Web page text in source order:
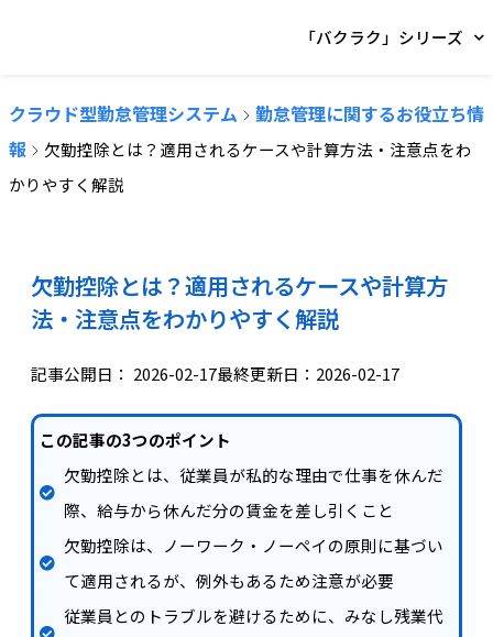
「バクラク」シリーズ
クラウド型勤怠管理システム
勤怠管理に関するお役立ち情
報
欠勤控除とは？適用されるケースや計算方法・注意点をわ
かりやすく解説
欠勤控除とは？適用されるケースや計算方
法・注意点をわかりやすく解説
記事公開日： 2026-02-17最終更新日：2026-02-17
この記事の3つのポイント
欠勤控除とは、従業員が私的な理由で仕事を休んだ
際、給与から休んだ分の賃金を差し引くこと
欠勤控除は、ノーワーク・ノーペイの原則に基づい
て適用されるが、例外もあるため注意が必要
従業員とのトラブルを避けるために、みなし残業代